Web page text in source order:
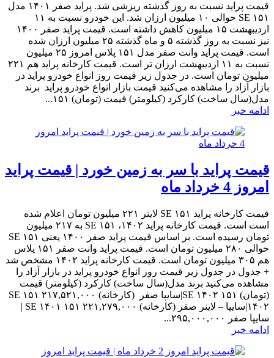
قیمت پراید نسبت به روز گذشته ریزشی شد. پراید صفر ۱۴۰۱ مدل
۱۵۱ SE حوالی ۱۰ میلیون ارزان شد. این خودرو نسبت به ۱۱
اردیبهشت ۱۵ میلیون کاهش داشته است. قیمت پراید صفر ۱۴۰۰
نیز نسبت به روز گذشته ۵ و ماه گذشته ۲۵ میلیون ارزان شده
است. قیمت پراید وانت صفر مدل ۱۵۱ پلاس امروز ۲۵ میلیون
نسبت به ۱۱ اردیبهشت ارزان تر است. قیمت کارخانه پراید هم ۲۲۱
میلیون تومان است. در جدول زیر قیمت روز انواع خودرو پراید در
بازار آزاد را مشاهده می‌کنید قیمت بازار انواع خودرو پراید برند
مدل(سال ساخت) کارکرد (کیلومتر) قیمت (تومان) ۱۵۱...
ادامه خبر
قیمت پراید با سر به زمین خورد | قیمت پراید
امروز 4 خرداد ماه
قیمت کارخانه پراید ۱۵۱ SE لاینر ۲۲۱ میلیون تومان اعلام شده
است است. قیمت کارخانه پراید ۱۴۰۲، ۱۵۱ SE به ۲۱۷ میلیون
تومان رسیده است. بر اساس قیمت پراید صفر ۱۴۰۰ یعنی ۱۵۱ SE
حوالی ۲۸۰ میلیون تومان است. قیمت پراید وانت صفر ۱۵۱ پلاس
هم ۳۰۵ میلیون تومان است. قیمت کارخانه پراید ۱۴۰۲ مشخص شد
+ جدول در جدول زیر قیمت روز انواع خودرو پراید در بازار آزاد را
مشاهده می‌کنید برند مدل(سال ساخت) کارکرد (کیلومتر) قیمت
(تومان) ۱۵۱ SE ۱۴۰۲|سایپا صفر (کارخانه) ۲۱۷,۵۲۱,۰۰۰ ۱۵۱ SE
۱۴۰۲|سایپا – لاینر صفر (کارخانه) ۲۲۱,۲۷۹,۰۰۰ ۱۵۱ SE ۱۴۰۱ |
سایپا صفر ۲۹۵,۰۰۰,۰۰۰...
ادامه خبر